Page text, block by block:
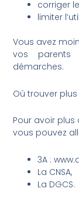
corriger
limiter
Vous avez
vos parents
démarches.
Où trouver
Pour avoir plus
vous pouvez
3A :
La CNSA,
La DGCS.